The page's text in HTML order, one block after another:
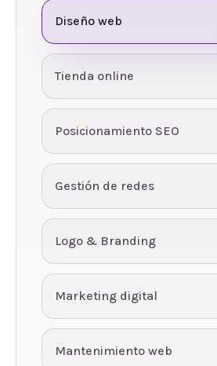
Diseño web
Tienda online
Posicionamiento SEO
Gestión de redes
Logo & Branding
Marketing digital
Mantenimiento web